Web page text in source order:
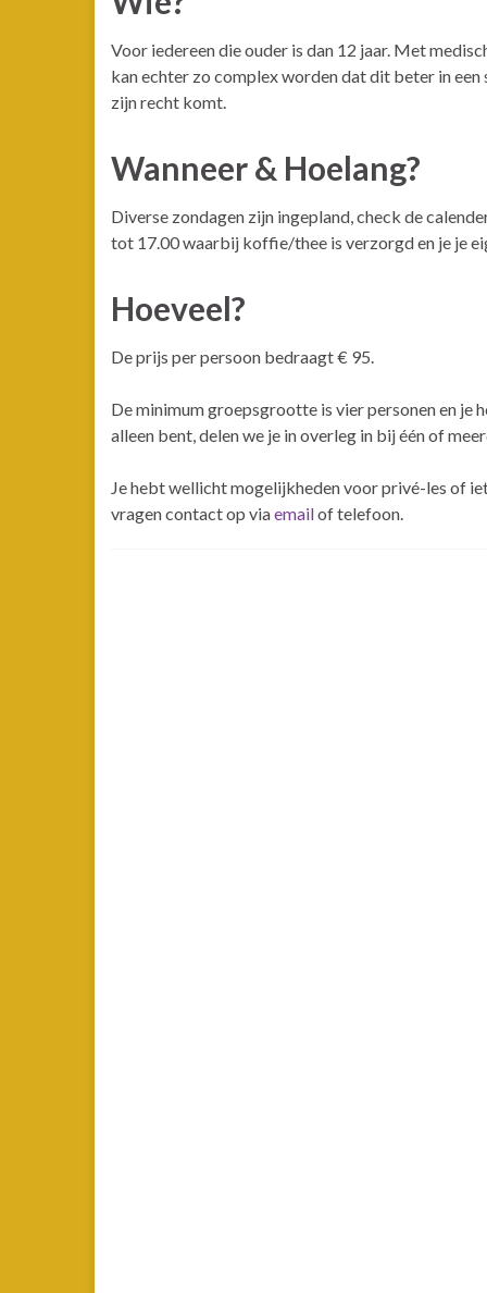
Voor iedereen die ouder is dan 12 jaar. Met
kan echter zo complex worden dat dit beter in
zijn recht komt.
Wanneer & Hoelang?
Diverse zondagen zijn ingepland, check de
tot 17.00 waarbij koffie/thee is verzorgd en je je
Hoeveel?
De prijs per persoon bedraagt € 95.
De minimum groepsgrootte is vier personen en je
alleen bent, delen we je in overleg in bij één of
Je hebt wellicht mogelijkheden voor privé-les of
vragen contact op viaemailof telefoon.